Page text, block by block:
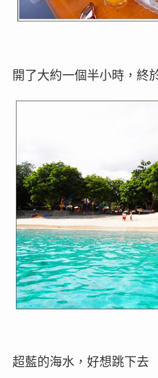
開了大約一個半小時，終
超藍的海水，好想跳下去